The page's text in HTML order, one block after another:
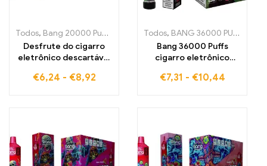
Todos, Bang 20000 Puffs Bang KING,E-cigarrilhas,Cigarros
Desfrute do cigarro
eletrônico descartável
sabor completo de
graças à avançada
tecnologia Dual Mesh
€6,24 - €8,92
Todos, BANG 36000 PUFFS
Bang 36000 Puffs
cigarro eletrônico
perfeita de Mirtilo,
€7,31 - €10,44